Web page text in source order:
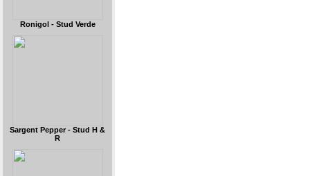
Ronigol - Stud Verde
Sargent Pepper - Stud H &
R